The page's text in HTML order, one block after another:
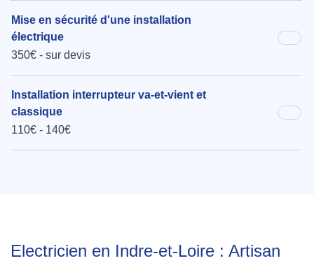
Mise en sécurité d'une installation
électrique
350€ - sur devis
Installation interrupteur va-et-vient et
classique
110€ - 140€
Electricien en Indre-et-Loire : Artisan